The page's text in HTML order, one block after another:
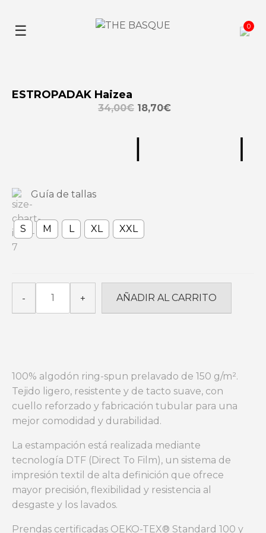
content
☰ 0
ESTROPADAK Haizea
34,00€ 18,70€
Guía de tallas
S M L XL XXL
-
Haizea
cantidad
+ AÑADIR AL CARRITO
100% algodón ring-spun prelavado de 150 g/m².
Tejido ligero, resistente y de tacto suave, con
cuello reforzado y fabricación tubular para una
mejor comodidad y durabilidad.
La estampación está realizada mediante
tecnología DTF (Direct To Film), un sistema de
impresión textil de alta definición que ofrece
mayor precisión, flexibilidad y resistencia al
desgaste y los lavados.
Prendas certificadas OEKO-TEX® Standard 100 y